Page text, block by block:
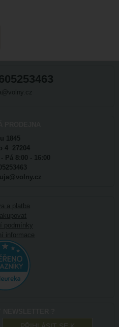
1845
4 27204
Pá 8:00 - 16:00
a platba
podmínky
informace